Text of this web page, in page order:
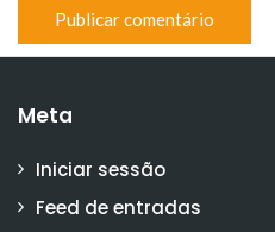
Meta
Iniciar sessão
Feed de entradas